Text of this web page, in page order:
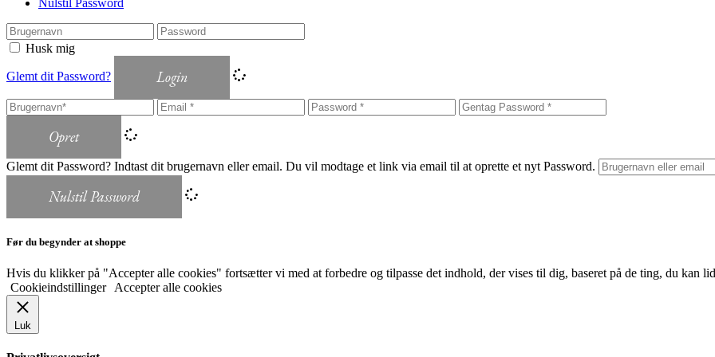
Husk mig
Glemt dit Password? Login
Opret
Glemt dit Password? Indtast dit brugernavn eller email. Du vil modtage et link via email til at oprette et nyt Password.
Nulstil Password
Før du begynder at shoppe
Hvis du klikker på "Accepter alle cookies" fortsætter vi med at forbedre og tilpasse det indhold, der vises til dig, baseret på de ting, du kan
Cookieindstillinger
Accepter alle cookies
Luk